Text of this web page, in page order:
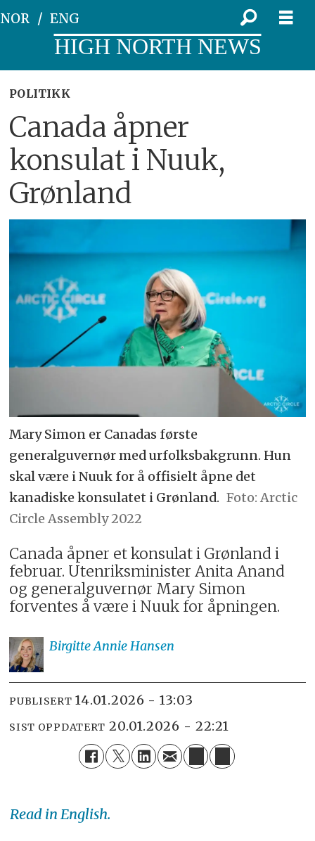
NOR ENG
HIGH NORTH NEWS
POLITIKK
Canada åpner
konsulat i Nuuk,
Grønland
Mary Simon er Canadas første
generalguvernør med urfolksbakgrunn. Hun
skal være i Nuuk for å offisielt åpne det
kanadiske konsulatet i Grønland.
Arctic
Circle Assembly 2022
Canada åpner et konsulat i Grønland i
februar. Utenriksminister Anita Anand
og generalguvernør Mary Simon
forventes å være i Nuuk for åpningen.
Birgitte AnnieHansen
PUBLISERT 14.01.2026 - 13:03
SIST OPPDATERT 20.01.2026 - 22:21
Read in English.